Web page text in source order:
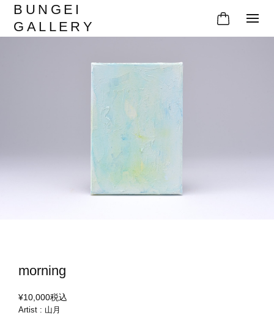
BUNGEI
GALLERY
morning
¥10,000税込
Artist : 山月